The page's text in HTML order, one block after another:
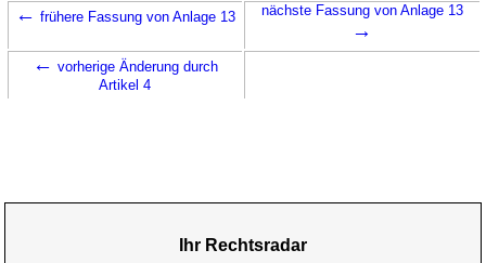
← frühere Fassung von Anlage 13 nächste Fassung von Anlage 13
→
← vorherige Änderung durch
Artikel 4
Ihr Rechtsradar